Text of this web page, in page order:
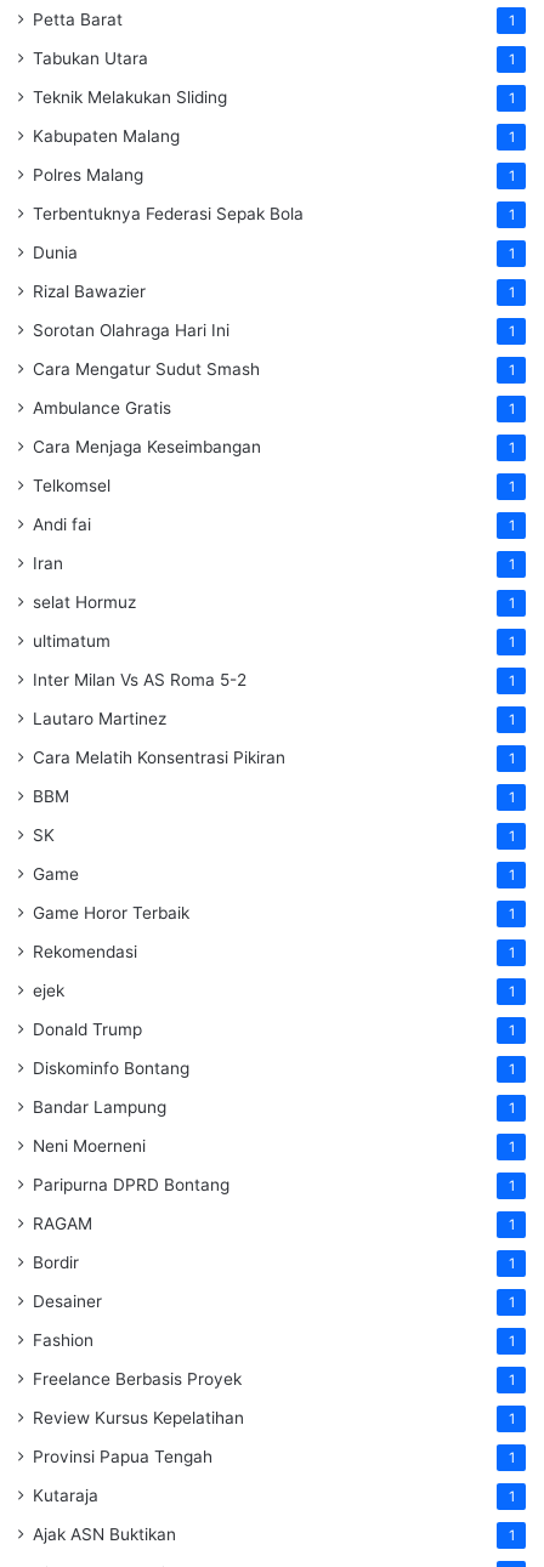
Petta Barat 1
Tabukan Utara 1
Teknik Melakukan Sliding 1
Kabupaten Malang 1
Polres Malang 1
Terbentuknya Federasi Sepak Bola 1
Dunia 1
Rizal Bawazier 1
Sorotan Olahraga Hari Ini 1
Cara Mengatur Sudut Smash 1
Ambulance Gratis 1
Cara Menjaga Keseimbangan 1
Telkomsel 1
Andi fai 1
Iran 1
selat Hormuz 1
ultimatum 1
Inter Milan Vs AS Roma 5-2 1
Lautaro Martinez 1
Cara Melatih Konsentrasi Pikiran 1
BBM 1
SK 1
Game 1
Game Horor Terbaik 1
Rekomendasi 1
ejek 1
Donald Trump 1
Diskominfo Bontang 1
Bandar Lampung 1
Neni Moerneni 1
Paripurna DPRD Bontang 1
RAGAM 1
Bordir 1
Desainer 1
Fashion 1
Freelance Berbasis Proyek 1
Review Kursus Kepelatihan 1
Provinsi Papua Tengah 1
Kutaraja 1
Ajak ASN Buktikan 1